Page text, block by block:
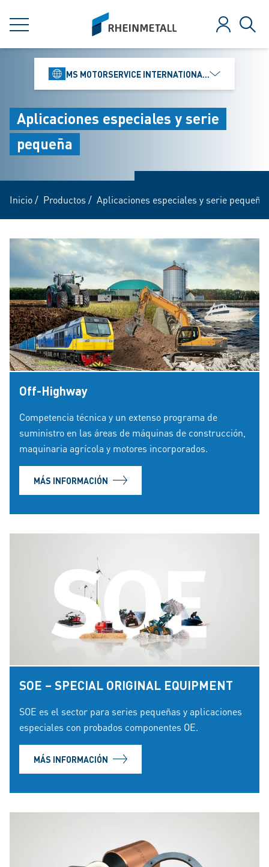
MENÚ
siteLogo
Iniciar
MS MOTORSERVICE INTERNATIONAL GMBH
Aplicaciones especiales y serie
pequeña
Inicio/ Productos / Aplicaciones especiales y serie pequeña
Off-Highway
Competencia técnica y un extenso programa de
suministro en las áreas de máquinas de construcción,
maquinaria agrícola y motores incorporados.
MÁS INFORMACIÓN
SOE – SPECIAL ORIGINAL EQUIPMENT
SOE es el sector para series pequeñas y aplicaciones
especiales con probados componentes OE.
MÁS INFORMACIÓN